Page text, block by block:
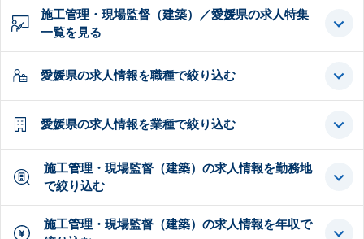
施工管理・現場監督（建築）／愛媛県の求人特集
一覧を見る
愛媛県の求人情報を職種で絞り込む
愛媛県の求人情報を業種で絞り込む
施工管理・現場監督（建築）の求人情報を勤務地
で絞り込む
施工管理・現場監督（建築）の求人情報を年収で